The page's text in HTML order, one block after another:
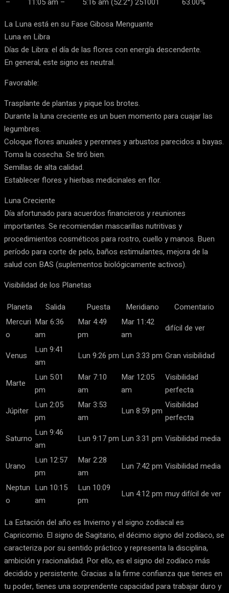
La Luna está en su Fase Gibosa Menguante
Luna en Libra
Días de Libra: el día de las flores con energía descendente.
En general, este signo es neutral.
Favorable:
Trasplante de plantas y pique los brotes.
Durante la luna creciente es un buen momento para cuajar las
legumbres.
Coloque flores anuales y perennes y arbustos parecidos a bayas.
Toma la cosecha. Se tiró bien.
Semillas de alta calidad.
Establecer flores y hierbas medicinales en flor.
Luna Creciente
Día afortunado para acuerdos financieros y reuniones
importantes. Se recomiendan mascarillas nutritivas y
procedimientos cosméticos para rostro, cuello y manos. Buen
período para corte de pelo, baños estimulantes, mejora de la
salud con BAS (suplementos biológicamente activos).
Visibilidad de los Planetas
Planeta
Salida Puesta Meridiano
Comentario
Mercuri
o
Mar 6:36
am
Mar 4:49
pm
Mar 11:42
am
difícil de ver
Venus
Lun 9:41
am
Lun 9:26 pm Lun 3:33 pm Gran visibilidad
Marte
Lun 5:01
pm
Mar 7:10
am
Mar 12:05
am
Visibilidad
perfecta
Júpiter
Lun 2:05
pm
Mar 3:53
am
Lun 8:59 pm
Visibilidad
perfecta
Saturno
Lun 9:46
am
Lun 9:17 pm Lun 3:31 pm Visibilidad media
Urano
Lun 12:57
pm
Mar 2:28
am
Lun 7:42 pm Visibilidad media
Neptun
o
Lun 10:15
am
Lun 10:09
pm
Lun 4:12 pm muy difícil de ver
La Estación del año es Invierno y el signo zodiacal es
Capricornio. El signo de Sagitario, el décimo signo del zodíaco, se
caracteriza por su sentido práctico y representa la disciplina,
ambición y racionalidad. Por ello, es el signo del zodíaco más
decidido y persistente. Gracias a la firme confianza que tienes en
tu poder, tienes una sorprendente capacidad para trabajar duro y